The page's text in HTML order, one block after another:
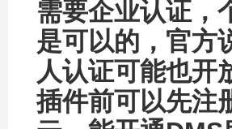
需要企业认证，
是可以的，官方
人认证可能也开
插件前可以先注